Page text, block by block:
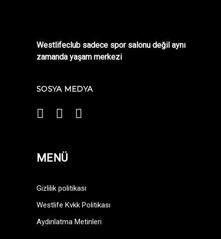
Westlifeclub sadece spor salonu değil aynı
zamanda yaşam merkezi
SOSYA MEDYA
MENÜ
Gizlilik politikası
Westlife Kvkk Politikası
Aydınlatma Metinleri